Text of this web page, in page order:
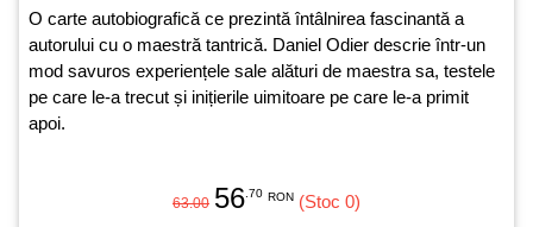
O carte autobiografică ce prezintă întâlnirea fascinantă a
autorului cu o maestră tantrică. Daniel Odier descrie într-un
mod savuros experiențele sale alături de maestra sa, testele
pe care le-a trecut și inițierile uimitoare pe care le-a primit
apoi.
63.00 56 .70 RON (Stoc 0)